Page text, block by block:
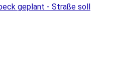
geplant - Straße soll